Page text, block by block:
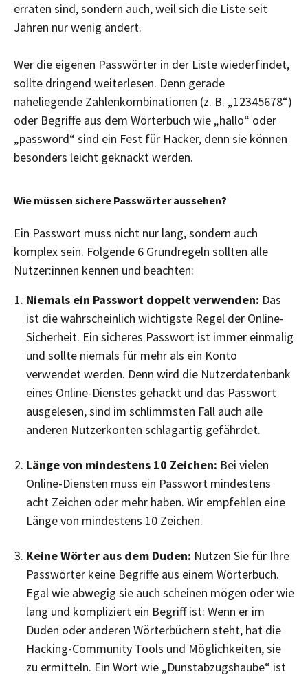
erraten sind, sondern auch, weil sich die Liste seit
Jahren nur wenig ändert.
Wer die eigenen Passwörter in der Liste wiederfindet,
sollte dringend weiterlesen. Denn gerade
naheliegende Zahlenkombinationen (z. B. „12345678“)
oder Begriffe aus dem Wörterbuch wie „hallo“ oder
„password“ sind ein Fest für Hacker, denn sie können
besonders leicht geknackt werden.
Wie müssen sichere Passwörter aussehen?
Ein Passwort muss nicht nur lang, sondern auch
komplex sein. Folgende 6 Grundregeln sollten alle
Nutzer:innen kennen und beachten:
Niemals ein Passwort doppelt verwenden: Das
ist die wahrscheinlich wichtigste Regel der Online-
Sicherheit. Ein sicheres Passwort ist immer einmalig
und sollte niemals für mehr als ein Konto
verwendet werden. Denn wird die Nutzerdatenbank
eines Online-Dienstes gehackt und das Passwort
ausgelesen, sind im schlimmsten Fall auch alle
anderen Nutzerkonten schlagartig gefährdet.
Länge von mindestens 10 Zeichen: Bei vielen
Online-Diensten muss ein Passwort mindestens
acht Zeichen oder mehr haben. Wir empfehlen eine
Länge von mindestens 10 Zeichen.
Keine Wörter aus dem Duden: Nutzen Sie für Ihre
Passwörter keine Begriffe aus einem Wörterbuch.
Egal wie abwegig sie auch scheinen mögen oder wie
lang und kompliziert ein Begriff ist: Wenn er im
Duden oder anderen Wörterbüchern steht, hat die
Hacking-Community Tools und Möglichkeiten, sie
zu ermitteln. Ein Wort wie „Dunstabzugshaube“ ist